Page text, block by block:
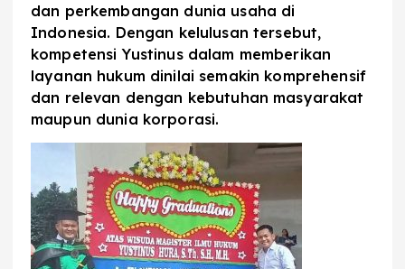
dan perkembangan dunia usaha di
Indonesia. Dengan kelulusan tersebut,
kompetensi Yustinus dalam memberikan
layanan hukum dinilai semakin komprehensif
dan relevan dengan kebutuhan masyarakat
maupun dunia korporasi.